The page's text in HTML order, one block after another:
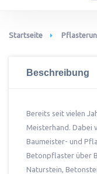
Startseite
Beschreibung
Bereits seit vielen
Meisterhand. Dabei
Baumeister- und
Betonpflaster über
Naturstein,